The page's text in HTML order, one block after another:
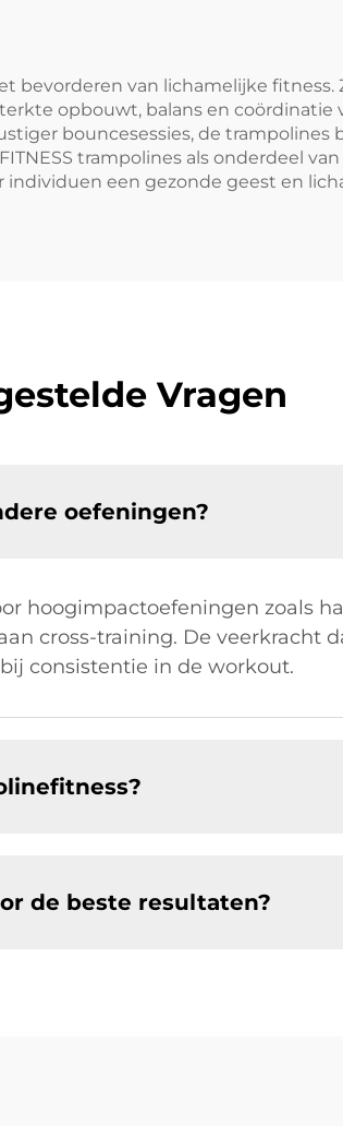
bevorderen van lichamelijke
opbouwt, balans en
bouncesessies, de
trampolines als onderdeel
een gezonde geest en
Vragen
oefeningen?
hoogimpactoefeningen zoals
cross-training. De veerkracht
consistentie in de workout.
de beste resultaten?